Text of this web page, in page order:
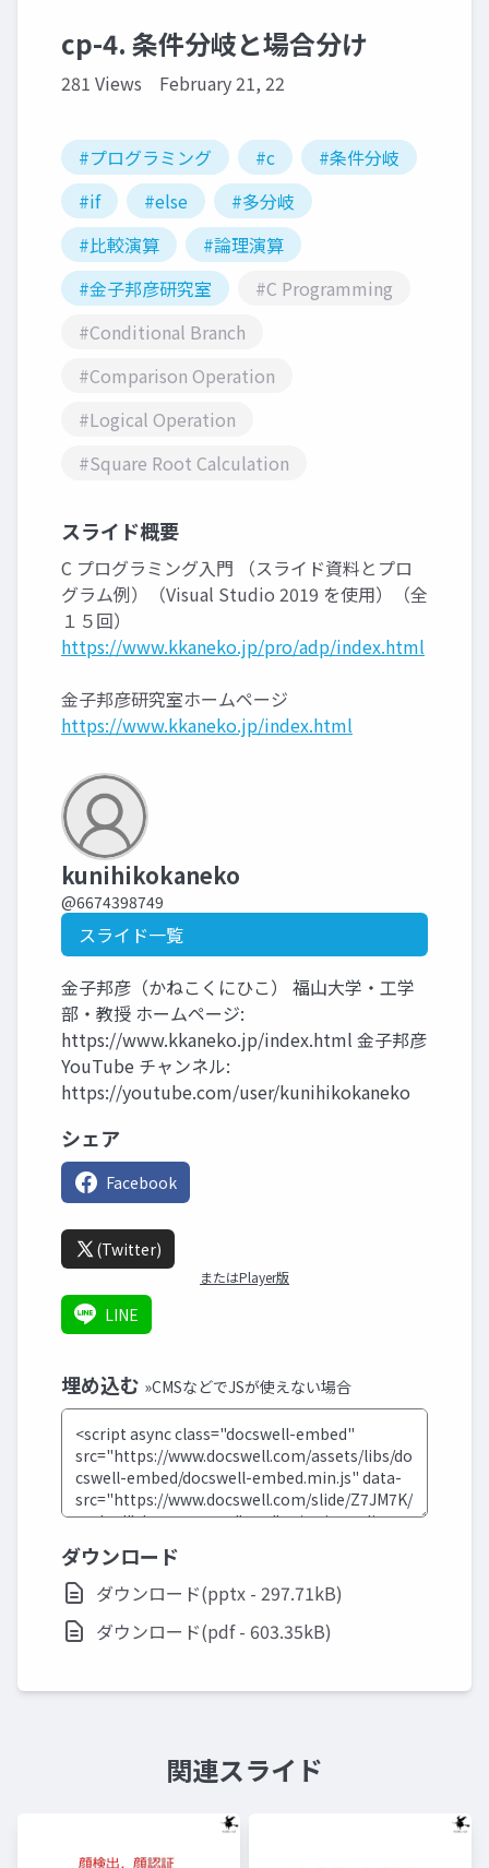
cp-4. 条件分岐と場合分け
281 Views February 21, 22
#プログラミング #c
#条件分岐
#if
#else
#多分岐
#比較演算
#論理演算
#金子邦彦研究室
#C Programming
#Conditional Branch
#Comparison Operation
#Logical Operation
#Square Root Calculation
スライド概要
C プログラミング入門 （スライド資料とプロ
グラム例）（Visual Studio 2019 を使用）（全
１５回）
https://www.kkaneko.jp/pro/adp/index.html
金子邦彦研究室ホームページ
https://www.kkaneko.jp/index.html
kunihikokaneko
@6674398749
スライド一覧
金子邦彦（かねこくにひこ） 福山大学・工学
部・教授 ホームページ:
https://www.kkaneko.jp/index.html 金子邦彦
YouTube チャンネル:
https://youtube.com/user/kunihikokaneko
シェア
Facebook
(Twitter)
またはPlayer版
LINE
埋め込む »CMSなどでJSが使えない場合
ダウンロード
ダウンロード(pptx - 297.71kB)
ダウンロード(pdf - 603.35kB)
関連スライド